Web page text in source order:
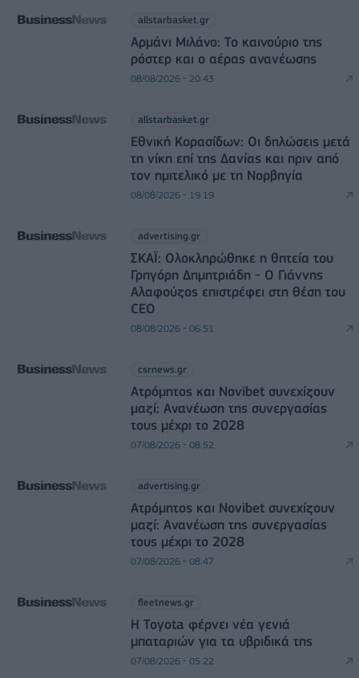
allstarbasket.gr
Αρμάνι Μιλάνο: Το καινούριο της
ρόστερ και ο αέρας ανανέωσης
08/08/2026 - 20:43
allstarbasket.gr
Εθνική Κορασίδων: Οι δηλώσεις μετά
τη νίκη επί της Δανίας και πριν από
τον ημιτελικό με τη Νορβηγία
08/08/2026 - 19:19
advertising.gr
ΣΚΑΪ: Ολοκληρώθηκε η θητεία του
Γρηγόρη Δημητριάδη - Ο Γιάννης
Αλαφούζος επιστρέφει στη θέση του
CEO
08/08/2026 - 06:51
csrnews.gr
Ατρόμητος και Novibet συνεχίζουν
μαζί: Ανανέωση της συνεργασίας
τους μέχρι το 2028
07/08/2026 - 08:52
advertising.gr
Ατρόμητος και Novibet συνεχίζουν
μαζί: Ανανέωση της συνεργασίας
τους μέχρι το 2028
07/08/2026 - 08:47
fleetnews.gr
Η Toyota φέρνει νέα γενιά
μπαταριών για τα υβριδικά της
07/08/2026 - 05:22